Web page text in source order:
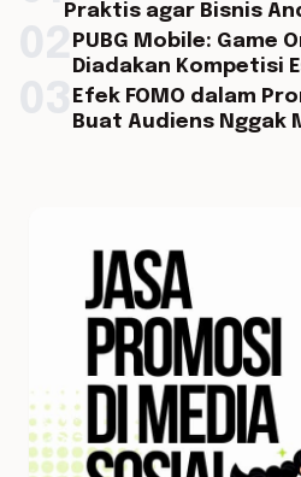
Praktis agar Bisnis
PUBG Mobile: Game
Diadakan Kompetisi
Efek FOMO dalam
Buat Audiens Nggak